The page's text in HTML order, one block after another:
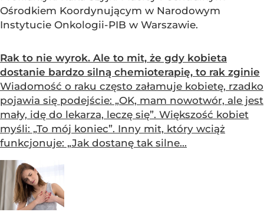
Ośrodkiem Koordynującym w Narodowym
Instytucie Onkologii-PIB w Warszawie.
Rak to nie wyrok. Ale to mit, że gdy kobieta
dostanie bardzo silną chemioterapię, to rak zginie
Wiadomość o raku często załamuje kobietę, rzadko
pojawia się podejście: „OK, mam nowotwór, ale jest
mały, idę do lekarza, leczę się”. Większość kobiet
myśli: „To mój koniec”. Inny mit, który wciąż
funkcjonuje: „Jak dostanę tak silne...